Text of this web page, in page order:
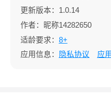
更新版本：1.0.14
作者：昵称14282650
适龄要求： 8+
应用信息：
隐私协议 应